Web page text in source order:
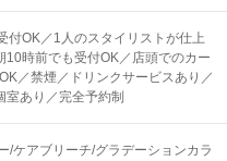
付OK／1人のスタイリストが仕上
時前でも受付OK／店頭でのカー
／禁煙／ドリンクサービスあり／
あり／完全予約制
/ケアブリーチ/グラデーションカラ